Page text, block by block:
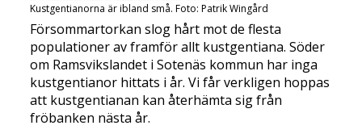
Kustgentianorna är ibland små. Foto: Patrik Wingård
Försommartorkan slog hårt mot de flesta
populationer av framför allt kustgentiana. Söder
om Ramsvikslandet i Sotenäs kommun har inga
kustgentianor hittats i år. Vi får verkligen hoppas
att kustgentianan kan återhämta sig från
fröbanken nästa år.